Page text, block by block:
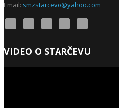
Email: smzstarcevo@yahoo.com
VIDEO O STARČEVU